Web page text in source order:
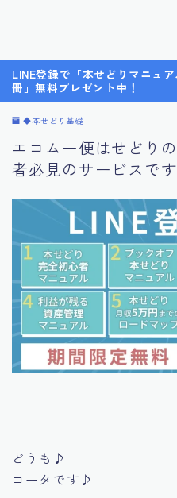
LINE登録で「本せどりマニュ
冊」無料プレゼント中！
◆本せどり基礎
エコムー便はせどり
者必見のサービスです
どうも♪
コータです♪